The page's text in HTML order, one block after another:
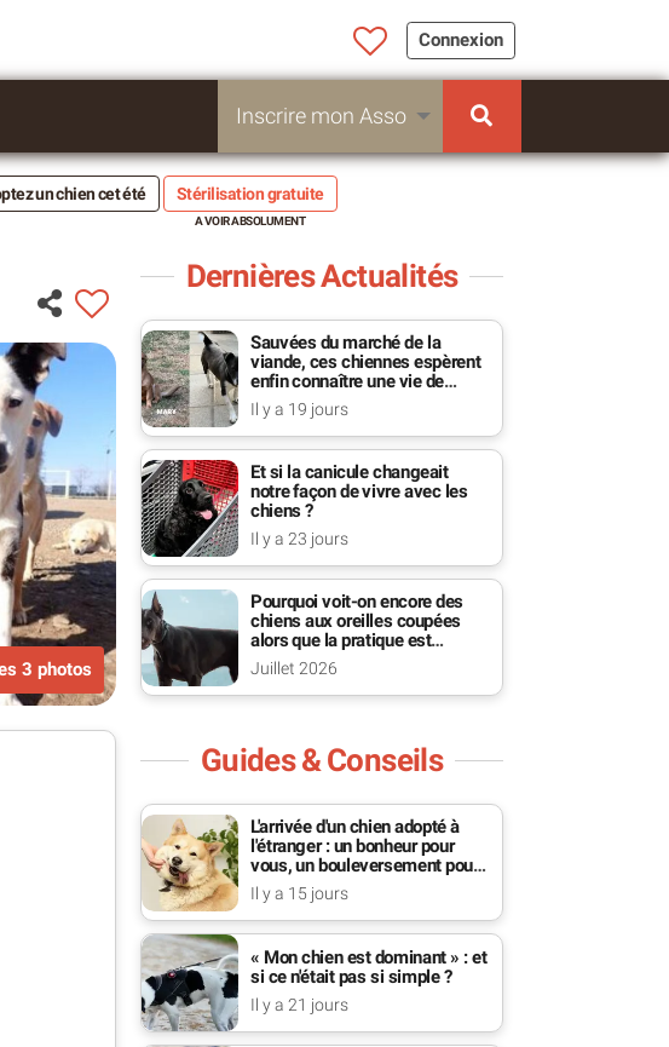
Connexion
Inscrire mon Asso
un chien cet été Stérilisation gratuite
3 photos
Dernières Actualités
Sauvées du marché de la
viande, ces chiennes espèrent
enfin connaître une vie de
famille
Il y a 19 jours
Et si la canicule changeait
notre façon de vivre avec les
chiens ?
Il y a 23 jours
Pourquoi voit-on encore des
chiens aux oreilles coupées
alors que la pratique est
interdite ?
Juillet 2026
Guides & Conseils
L'arrivée d'un chien adopté à
l'étranger : un bonheur pour
vous, un bouleversement pour
lui
Il y a 15 jours
« Mon chien est dominant » : et
si ce n'était pas si simple ?
Il y a 21 jours